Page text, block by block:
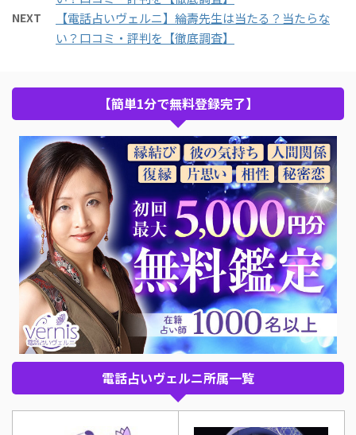
NEXT
【電話占いヴェルニ】綸壽先生は当たる？当たらな
い？口コミ・評判を【徹底調査】
【簡単1分で無料登録完了】
電話占いヴェルニ所属一覧